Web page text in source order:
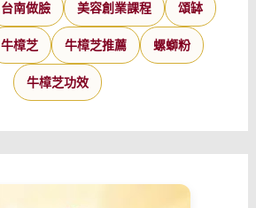
台南做臉 美容創業課程 頌缽
牛樟芝 牛樟芝推薦 螺螄粉
牛樟芝功效